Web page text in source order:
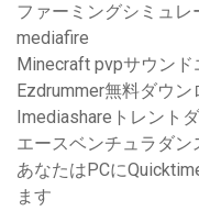
ファーミングシミュ
mediafire
Minecraft pvpサウン
Ezdrummer無料ダウン
Imediashareトレント
エースベンチュラダ
あなたはPCに
ます